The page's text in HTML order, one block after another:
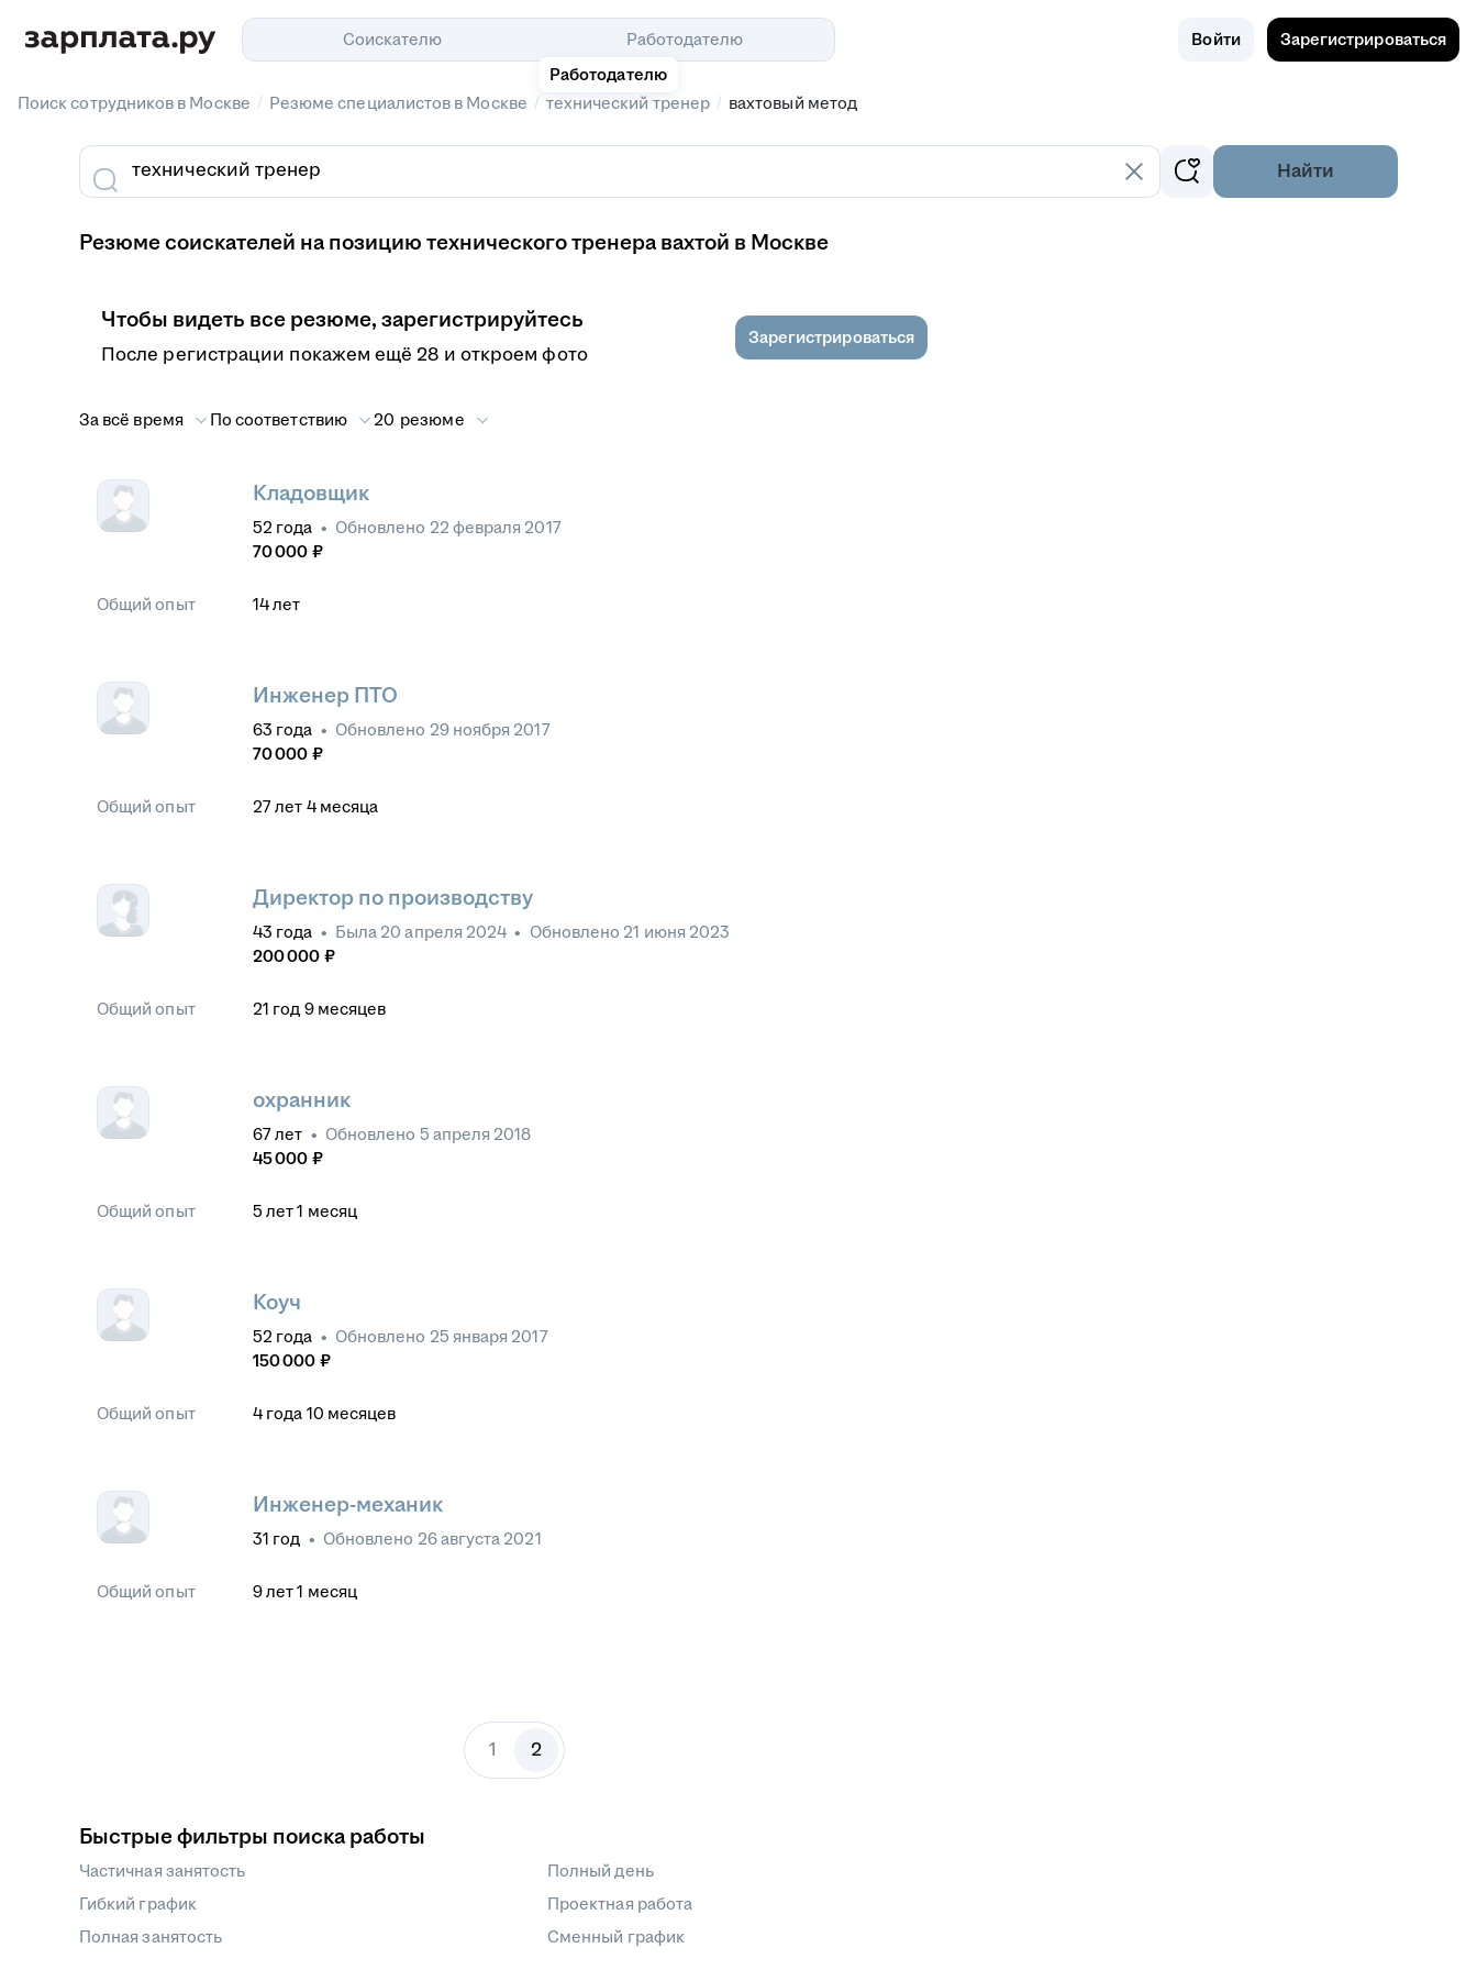
Соискателю
Работодателю
Работодателю
Войти Зарегистрироваться
Поиск сотрудников в Москве / Резюме специалистов в Москве / технический тренер / вахтовый метод
Найти
Резюме соискателей на позицию технического тренера вахтой в Москве
Чтобы видеть все резюме, зарегистрируйтесь
После регистрации покажем ещё 28 и откроем фото
Зарегистрироваться
За всё время По соответствию 20 резюме
Кладовщик
52 года • Обновлено 22 февраля 2017
70 000 ₽
Общий опыт 14лет
Инженер ПТО
63 года • Обновлено 29 ноября 2017
70 000 ₽
Общий опыт 27лет 4 месяца
Директор по производству
43 года • Была 20 апреля 2024 • Обновлено 21 июня 2023
200 000 ₽
Общий опыт 21 год 9 месяцев
охранник
67лет • Обновлено 5 апреля 2018
45 000 ₽
Общий опыт 5 лет 1 месяц
Коуч
52 года • Обновлено 25 января 2017
150 000 ₽
Общий опыт 4 года 10 месяцев
Инженер-механик
31 год • Обновлено 26 августа 2021
Общий опыт 9лет 1 месяц
1 2
Быстрые фильтры поиска работы
Частичная занятость
Гибкий график
Полная занятость
Полный день
Проектная работа
Сменный график